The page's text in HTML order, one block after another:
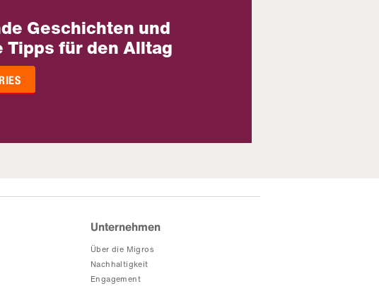
Geschichten und
Tipps für den Alltag
Unternehmen
Über die Migros
Nachhaltigkeit
Engagement